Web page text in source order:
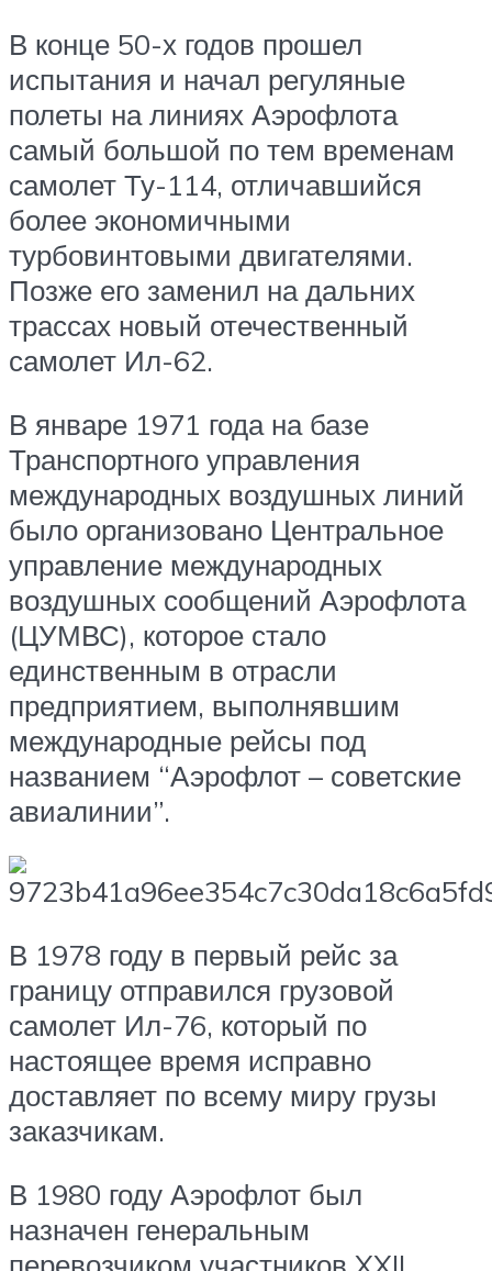
В конце 50-х годов прошел
испытания и начал регуляные
полеты на линиях Аэрофлота
самый большой по тем временам
самолет Ту-114, отличавшийся
более экономичными
турбовинтовыми двигателями.
Позже его заменил на дальних
трассах новый отечественный
самолет Ил-62.
В январе 1971 года на базе
Транспортного управления
международных воздушных линий
было организовано Центральное
управление международных
воздушных сообщений Аэрофлота
(ЦУМВС), которое стало
единственным в отрасли
предприятием, выполнявшим
международные рейсы под
названием “Аэрофлот – советские
авиалинии”.
В 1978 году в первый рейс за
границу отправился грузовой
самолет Ил-76, который по
настоящее время исправно
доставляет по всему миру грузы
заказчикам.
В 1980 году Аэрофлот был
назначен генеральным
перевозчиком участников XXII